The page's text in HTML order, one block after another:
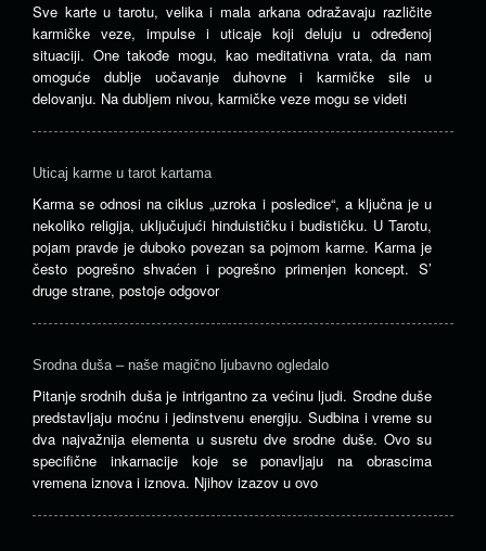
Sve karte u tarotu, velika i mala arkana odražavaju različite
karmičke veze, impulse i uticaje koji deluju u određenoj
situaciji. One takođe mogu, kao meditativna vrata, da nam
omoguće dublje uočavanje duhovne i karmičke sile u
delovanju. Na dubljem nivou, karmičke veze mogu se videti
Uticaj karme u tarot kartama
Karma se odnosi na ciklus „uzroka i posledice“, a ključna je u
nekoliko religija, uključujući hinduističku i budističku. U Tarotu,
pojam pravde je duboko povezan sa pojmom karme. Karma je
često pogrešno shvaćen i pogrešno primenjen koncept. S’
druge strane, postoje odgovor
Srodna duša – naše magično ljubavno ogledalo
Pitanje srodnih duša je intrigantno za većinu ljudi. Srodne duše
predstavljaju moćnu i jedinstvenu energiju. Sudbina i vreme su
dva najvažnija elementa u susretu dve srodne duše. Ovo su
specifične inkarnacije koje se ponavljaju na obrascima
vremena iznova i iznova. Njihov izazov u ovo